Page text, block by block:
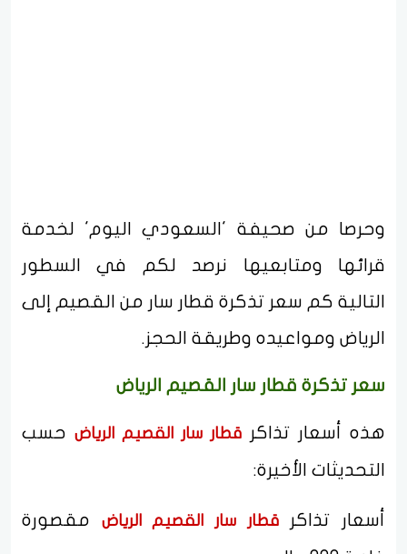
وحرصا من صحيفة 'السعودي اليوم' لخدمة
قرائها ومتابعيها نرصد لكم في السطور
التالية كم سعر تذكرة قطار سار من القصيم إلى
الرياض ومواعيده وطريقة الحجز.
سعر تذكرة قطار سار القصيم الرياض
هذه أسعار تذاكر قطار سار القصيم الرياض حسب
التحديثات الأخيرة:
أسعار تذاكرقطار سار القصيم الرياض مقصورة